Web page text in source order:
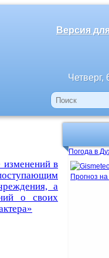
Версия
Четверг,
в
а
о своих
Погода в
Прогноз